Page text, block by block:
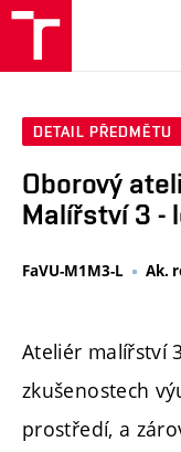
DETAIL PŘEDMĚTU
Oborový
Malířství 3 -
FaVU-M1M3-L Ak.
Ateliér malířství
zkušenostech
prostředí, a